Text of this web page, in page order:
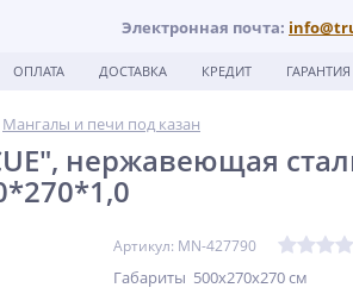
Электронная почта:
ОПЛАТА ДОСТАВКА КРЕДИТ ГАРАНТИЯ
Мангалы и печи под казан
нержавеющая
Артикул: MN-427790
Габариты 500х270х270 см